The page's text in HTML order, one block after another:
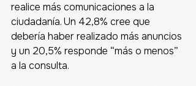
realice más comunicaciones a la
ciudadanía. Un 42,8% cree que
debería haber realizado más anuncios
y un 20,5% responde “más o menos”
a la consulta.